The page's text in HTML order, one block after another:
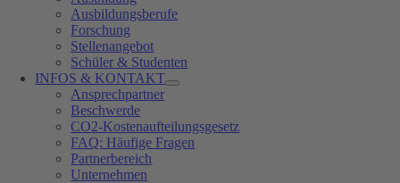
Ausbildungsberufe
Forschung
Stellenangebot
Schüler & Studenten
INFOS & KONTAKT
Ansprechpartner
Beschwerde
CO2-Kostenaufteilungsgesetz
FAQ: Häufige Fragen
Partnerbereich
Unternehmen